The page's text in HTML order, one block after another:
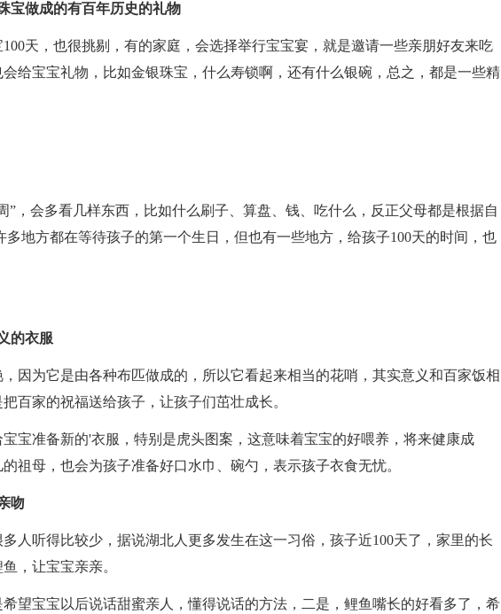
宝做成的有百年历史的礼物
天，也很挑剔，有的家庭，会选择举行宝宝宴，就是邀请一些亲朋好友来吃
给宝宝礼物，比如金银珠宝，什么寿锁啊，还有什么银碗，总之，都是一些精
”，会多看几样东西，比如什么刷子、算盘、钱、吃什么，反正父母都是根据自
多地方都在等待孩子的第一个生日，但也有一些地方，给孩子100天的时间，也
的衣服
因为它是由各种布匹做成的，所以它看起来相当的花哨，其实意义和百家饭相
百家的祝福送给孩子，让孩子们茁壮成长。
宝准备新的'衣服，特别是虎头图案，这意味着宝宝的好喂养，将来健康成
祖母，也会为孩子准备好口水巾、碗勺，表示孩子衣食无忧。
吻
人听得比较少，据说湖北人更多发生在这一习俗，孩子近100天了，家里的长
，让宝宝亲亲。
望宝宝以后说话甜蜜亲人，懂得说话的方法，二是，鲤鱼嘴长的好看多了，希